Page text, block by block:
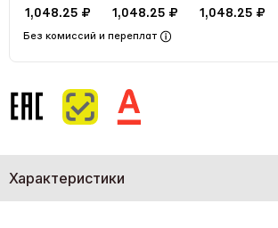
1,048.25 ₽ 1,048.25 ₽ 1,048.25 ₽
Без комиссий и переплат
Характеристики